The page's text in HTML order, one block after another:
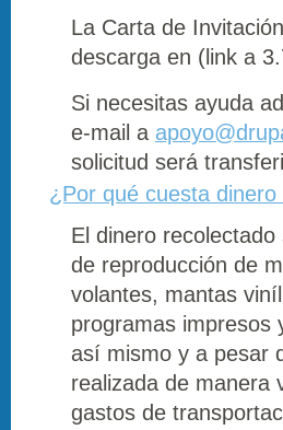
La Carta de
descarga en (link a
Si necesitas ayuda
e-mail a
solicitud será
¿Por qué cuesta
El dinero
de reproducción de
volantes, mantas
programas impresos
así mismo y a pesar
realizada de manera
gastos de